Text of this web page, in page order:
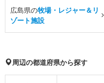
広島県の牧場・レジャー＆リ
ゾート施設
周辺の都道府県から探す